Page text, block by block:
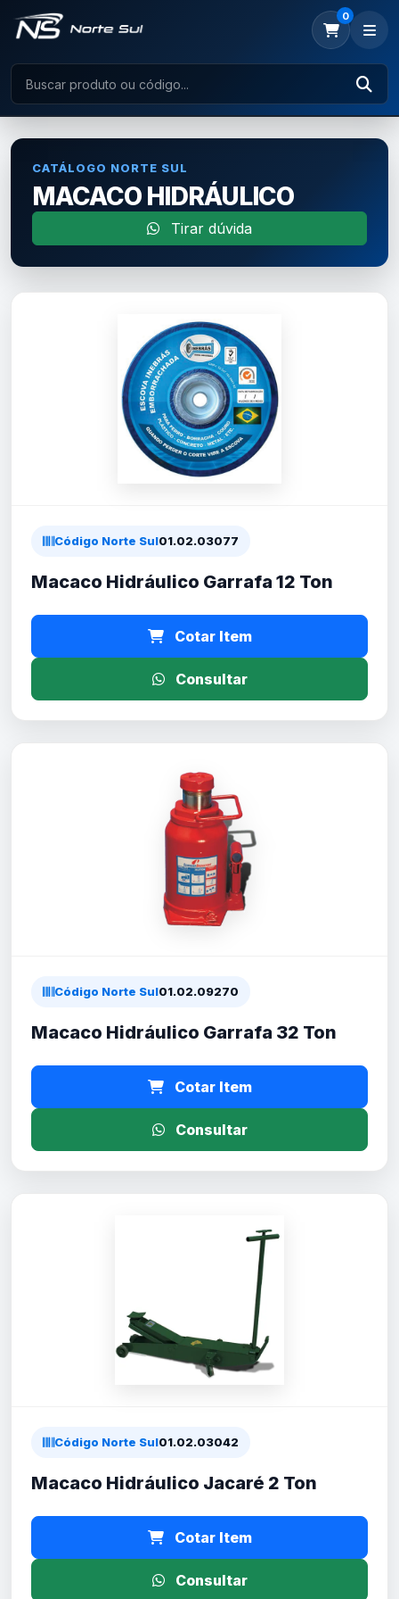
0
CATÁLOGO NORTE SUL
MACACO HIDRÁULICO
Tirar dúvida
Código Norte Sul01.02.03077
Macaco Hidráulico Garrafa 12 Ton
Cotar Item
Consultar
Código Norte Sul01.02.09270
Macaco Hidráulico Garrafa 32 Ton
Cotar Item
Consultar
Código Norte Sul01.02.03042
Macaco Hidráulico Jacaré 2 Ton
Cotar Item
Consultar